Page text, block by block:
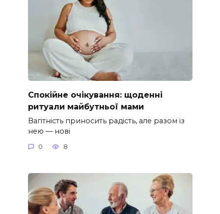
Спокійне очікування: щоденні
ритуали майбутньої мами
Вагітність приносить радість, але разом із
нею — нові
0 8